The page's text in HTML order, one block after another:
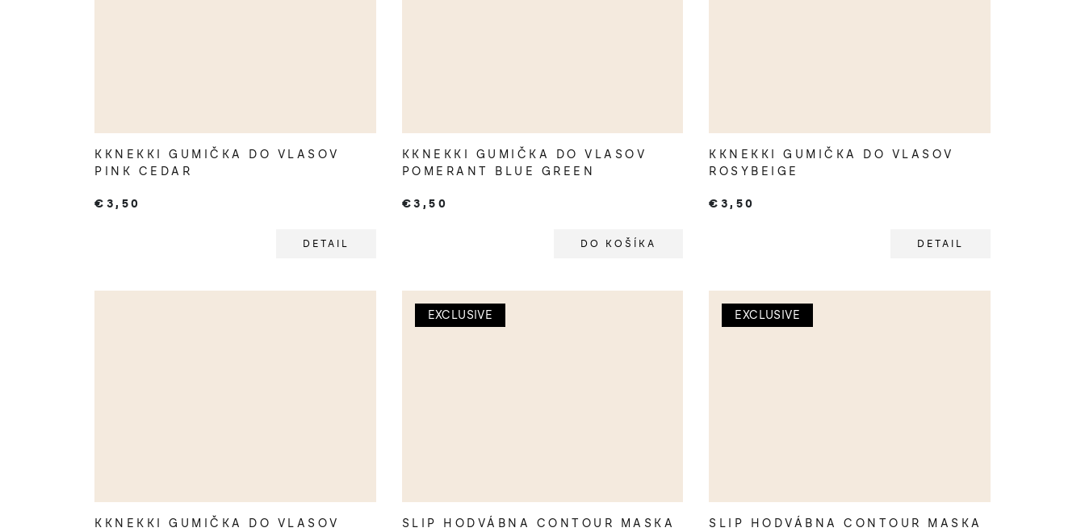
KKNEKKI GUMIČKA DO VLASOV
PINK CEDAR
€3,50
DETAIL
KKNEKKI GUMIČKA DO VLASOV
POMERANT BLUE GREEN
€3,50
DO KOŠÍKA
KKNEKKI GUMIČKA DO VLASOV
ROSYBEIGE
€3,50
DETAIL
KKNEKKI GUMIČKA DO VLASOV
EXCLUSIVE
SLIP HODVÁBNA CONTOUR MASKA
EXCLUSIVE
SLIP HODVÁBNA CONTOUR MASKA